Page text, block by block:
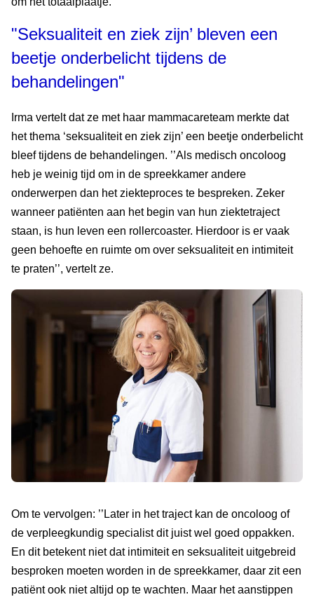
"Seksualiteit en ziek zijn’ bleven een
beetje onderbelicht tijdens de
behandelingen"
Irma vertelt dat ze met haar mammacareteam merkte dat
het thema ‘seksualiteit en ziek zijn’ een beetje onderbelicht
bleef tijdens de behandelingen. ’’Als medisch oncoloog
heb je weinig tijd om in de spreekkamer andere
onderwerpen dan het ziekteproces te bespreken. Zeker
wanneer patiënten aan het begin van hun ziektetraject
staan, is hun leven een rollercoaster. Hierdoor is er vaak
geen behoefte en ruimte om over seksualiteit en intimiteit
te praten’’, vertelt ze.
Om te vervolgen: ’’Later in het traject kan de oncoloog of
de verpleegkundig specialist dit juist wel goed oppakken.
En dit betekent niet dat intimiteit en seksualiteit uitgebreid
besproken moeten worden in de spreekkamer, daar zit een
patiënt ook niet altijd op te wachten. Maar het aanstippen